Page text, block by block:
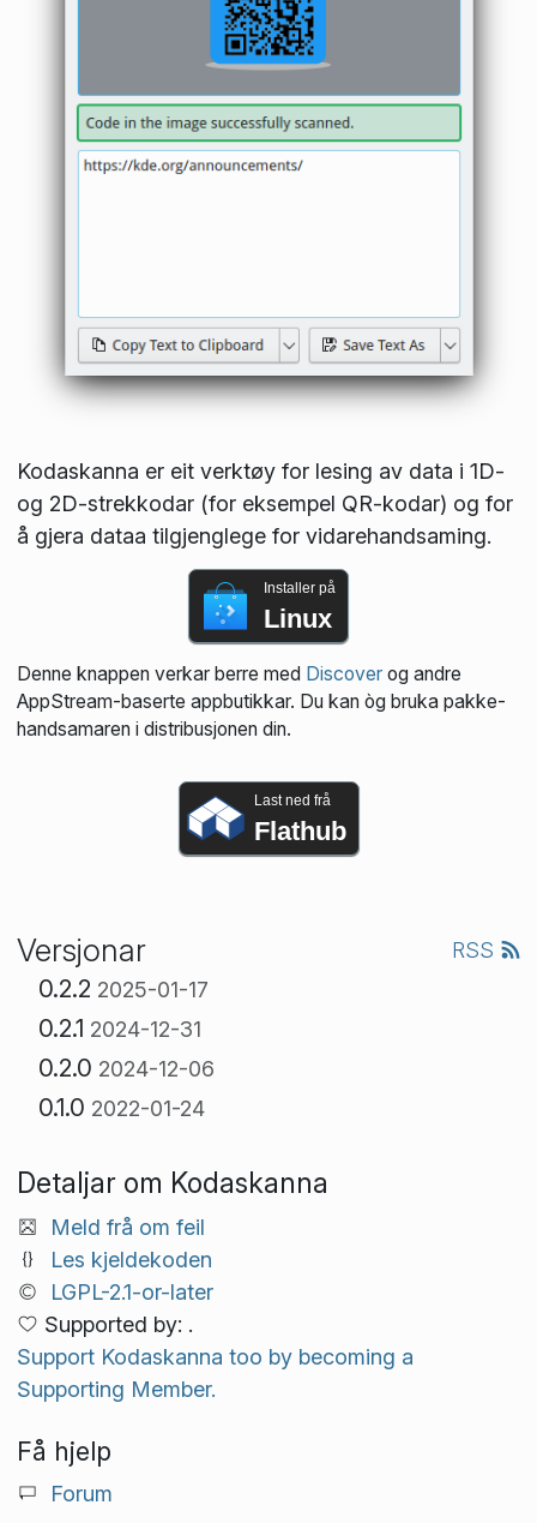
Kodaskanna er eit verktøy for lesing av data i 1D-
og 2D-strekkodar (for eksempel QR-kodar) og for
å gjera dataa tilgjenglege for vidarehandsaming.
Installer på
Linux
Denne knappen verkar berre med Discoverog andre
AppStream-baserte appbutikkar. Du kan òg bruka pakke­
handsamaren i distribusjonen din.
Last ned frå
Flathub
Versjonar RSS
0.2.2 2025-01-17
0.2.1 2024-12-31
0.2.0 2024-12-06
0.1.0 2022-01-24
Detaljar om Kodaskanna
Meld frå om feil
Les kjeldekoden
LGPL-2.1-or-later
Supported by: .
Support Kodaskanna too by becoming a
Supporting Member.
Få hjelp
Forum